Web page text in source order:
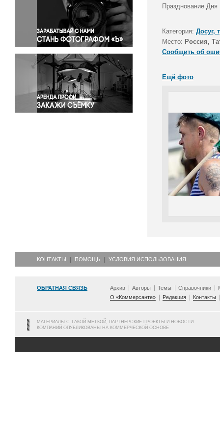
Политика
Правосудие
Происшествия и конфликты
Религия
Светская жизнь
Спорт
Экология
Экономика и бизнес
Празднование
Категория: Досуг,
Место: Россия,
Сообщить об
Ещё фото
КОНТАКТЫ ПОМОЩЬ УСЛОВИЯ ИСПОЛЬЗОВАНИЯ
ОБРАТНАЯ СВЯЗЬ Архив Авторы Темы Справочники
О «Коммерсанте»
Редакция Контакты
МАТЕРИАЛЫ С ТАКОЙ МЕТКОЙ, ПАРТНЕРСКИЕ ПРОЕКТЫ И НОВОСТИ
КОМПАНИЙ ОПУБЛИКОВАНЫ НА КОММЕРЧЕСКОЙ ОСНОВЕ